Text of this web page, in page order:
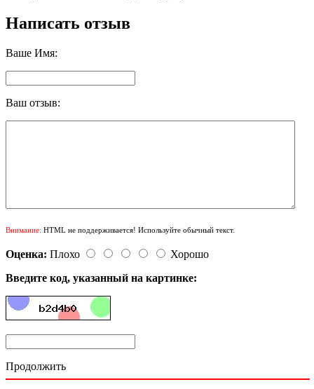
Написать отзыв
Ваше Имя:
Ваш отзыв:
Внимание: HTML не поддерживается! Используйте обычный текст.
Оценка: Плохо
Хорошо
Введите код, указанный на картинке:
Продолжить